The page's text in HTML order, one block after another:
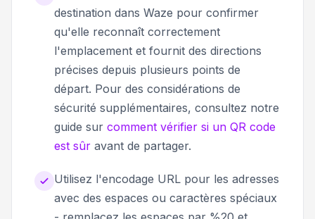
destination dans Waze pour confirmer
qu'elle reconnaît correctement
l'emplacement et fournit des directions
précises depuis plusieurs points de
départ. Pour des considérations de
sécurité supplémentaires, consultez notre
guide sur comment vérifier si un QR code
est sûr avant de partager.
Utilisez l'encodage URL pour les adresses
avec des espaces ou caractères spéciaux